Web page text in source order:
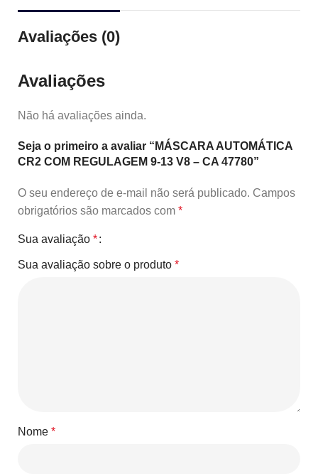
Avaliações (0)
Avaliações
Não há avaliações ainda.
Seja o primeiro a avaliar “MÁSCARA AUTOMÁTICA
CR2 COM REGULAGEM 9-13 V8 – CA 47780”
O seu endereço de e-mail não será publicado. Campos
obrigatórios são marcados com *
Sua avaliação *
Sua avaliação sobre o produto *
Nome *